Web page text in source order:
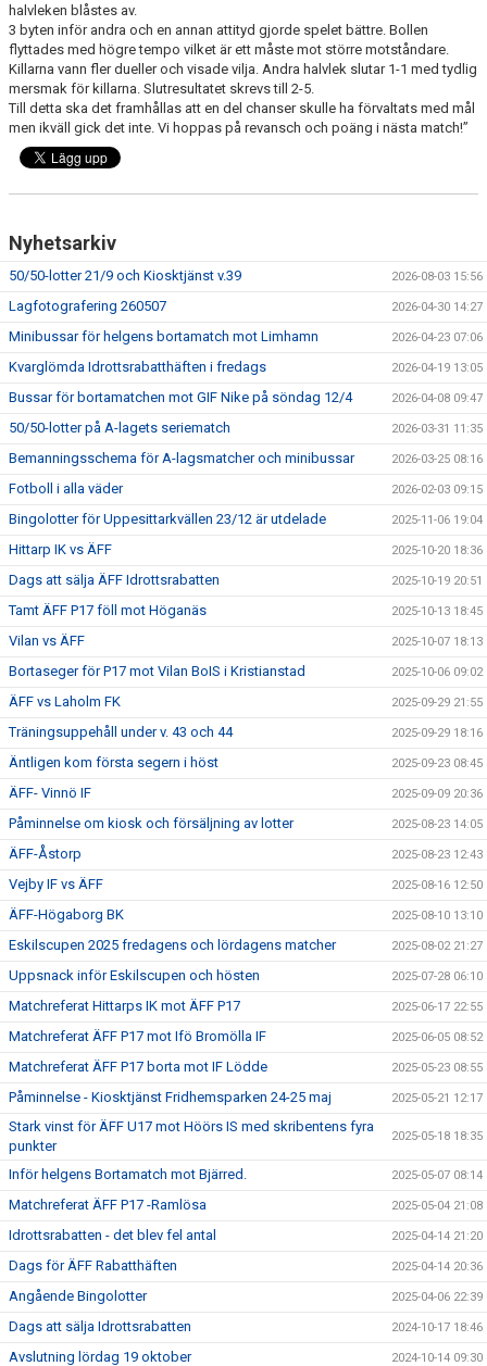
halvleken blåstes av.
3 byten inför andra och en annan attityd gjorde spelet bättre. Bollen
flyttades med högre tempo vilket är ett måste mot större motståndare.
Killarna vann fler dueller och visade vilja. Andra halvlek slutar 1-1 med tydlig
mersmak för killarna. Slutresultatet skrevstill 2-5.
Till detta ska det framhållas att en del chanser skulle ha förvaltats med mål
men ikväll gick det inte. Vi hoppas på revansch och poäng i nästa match!”
Nyhetsarkiv
50/50-lotter 21/9 och Kiosktjänst v.39 2026-08-03 15:56
Lagfotografering 260507 2026-04-30 14:27
Minibussar för helgens bortamatch mot Limhamn 2026-04-23 07:06
Kvarglömda Idrottsrabatthäften i fredags 2026-04-19 13:05
Bussar för bortamatchen mot GIF Nike på söndag 12/4 2026-04-08 09:47
50/50-lotter på A-lagets seriematch 2026-03-31 11:35
Bemanningsschema för A-lagsmatcher och minibussar 2026-03-25 08:16
Fotboll i alla väder 2026-02-03 09:15
Bingolotter för Uppesittarkvällen 23/12 är utdelade 2025-11-06 19:04
Hittarp IK vs ÄFF 2025-10-20 18:36
Dags att sälja ÄFF Idrottsrabatten 2025-10-19 20:51
Tamt ÄFF P17 föll mot Höganäs 2025-10-13 18:45
Vilan vs ÄFF 2025-10-07 18:13
Bortaseger för P17 mot Vilan BoIS i Kristianstad 2025-10-06 09:02
ÄFF vs Laholm FK 2025-09-29 21:55
Träningsuppehåll under v. 43 och 44 2025-09-29 18:16
Äntligen kom första segern i höst 2025-09-23 08:45
ÄFF- Vinnö IF 2025-09-09 20:36
Påminnelse om kiosk och försäljning av lotter 2025-08-23 14:05
ÄFF-Åstorp 2025-08-23 12:43
Vejby IF vs ÄFF 2025-08-16 12:50
ÄFF-Högaborg BK 2025-08-10 13:10
Eskilscupen 2025 fredagens och lördagens matcher 2025-08-02 21:27
Uppsnack inför Eskilscupen och hösten 2025-07-28 06:10
Matchreferat Hittarps IK mot ÄFF P17 2025-06-17 22:55
Matchreferat ÄFF P17 mot Ifö Bromölla IF 2025-06-05 08:52
Matchreferat ÄFF P17 borta mot IF Lödde 2025-05-23 08:55
Påminnelse - Kiosktjänst Fridhemsparken 24-25 maj 2025-05-21 12:17
Stark vinst för ÄFF U17 mot Höörs IS med skribentens fyra
punkter
2025-05-18 18:35
Inför helgens Bortamatch mot Bjärred. 2025-05-07 08:14
Matchreferat ÄFF P17 -Ramlösa 2025-05-04 21:08
Idrottsrabatten - det blev fel antal 2025-04-14 21:20
Dags för ÄFF Rabatthäften 2025-04-14 20:36
Angående Bingolotter 2025-04-06 22:39
Dags att sälja Idrottsrabatten 2024-10-17 18:46
Avslutning lördag 19 oktober 2024-10-14 09:30